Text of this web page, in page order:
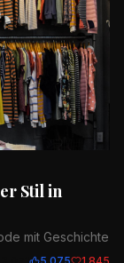
Stil in
mit Geschichte